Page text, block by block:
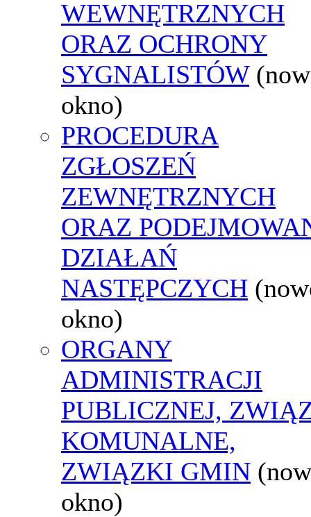
WEWNĘTRZNYCH
ORAZ OCHRONY
SYGNALISTÓW
okno)
PROCEDURA
ZGŁOSZEŃ
ZEWNĘTRZNYCH
ORAZ
DZIAŁAŃ
NASTĘPCZYCH
okno)
ORGANY
ADMINISTRACJI
PUBLICZNEJ,
KOMUNALNE,
ZWIĄZKI GMIN
okno)